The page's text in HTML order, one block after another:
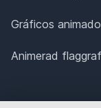
Gráficos
Animerad